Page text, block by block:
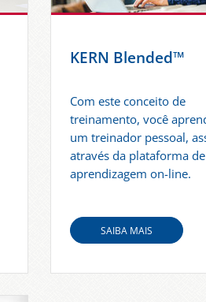
KERN Blended™
Com este conceito de
treinamento, você
um treinador pessoal,
através da plataforma
aprendizagem on-line.
SAIBA MAIS